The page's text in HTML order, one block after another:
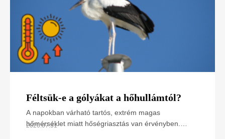
Féltsük-e a gólyákat a hőhullámtól?
A napokban várható tartós, extrém magas
hőmérséklet miatt hőségriasztás van érvényben.
2026.07.31